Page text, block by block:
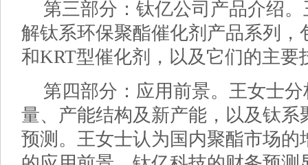
第三部分：钛亿公司产品介绍
解钛系环保聚酯催化剂产品系列
和KRT型催化剂，以及它们的主要
第四部分：应用前景。王女士
量、产能结构及新产能，以及钛
预测。王女士认为国内聚酯市场